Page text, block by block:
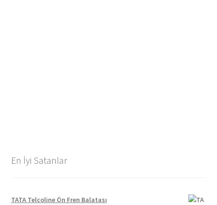
En İyi Satanlar
TATA Telcoline Ön Fren Balatası